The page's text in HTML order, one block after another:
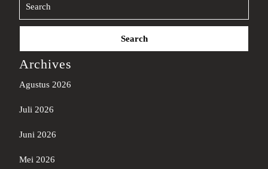
Search
Archives
Agustus 2026
Juli 2026
Juni 2026
Mei 2026